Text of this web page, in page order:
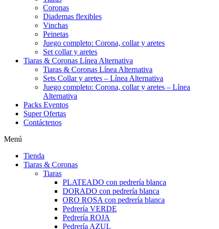
Coronas
Diademas flexibles
Vinchas
Peinetas
Juego completo: Corona, collar y aretes
Set collar y aretes
Tiaras & Coronas Línea Alternativa
Tiaras & Coronas Línea Alternativa
Sets Collar y aretes – Línea Alternativa
Juego completo: Corona, collar y aretes – Línea
Alternativa
Packs Eventos
Super Ofertas
Contáctenos
Menú
Tienda
Tiaras & Coronas
Tiaras
PLATEADO con pedrería blanca
DORADO con pedrería blanca
ORO ROSA con pedrería blanca
Pedrería VERDE
Pedrería ROJA
Pedrería AZUL